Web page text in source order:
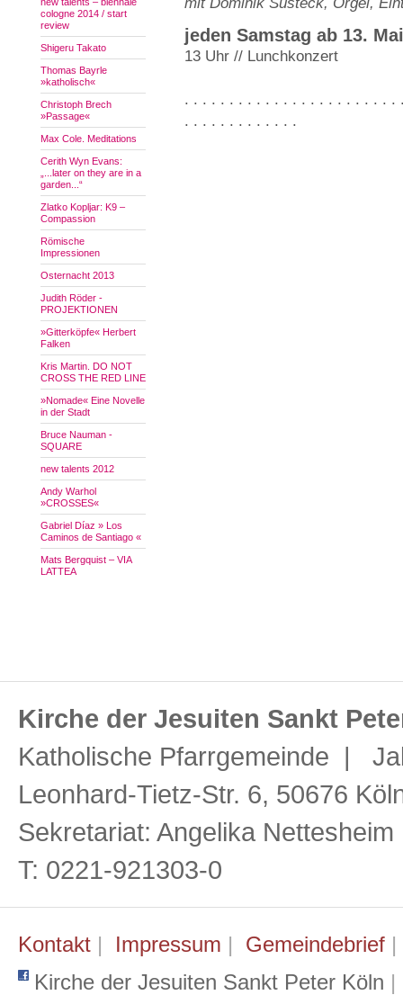
cologne 2014 / start
review
Shigeru Takato
Thomas Bayrle
»katholisch«
Christoph Brech
»Passage«
Max Cole. Meditations
Cerith Wyn Evans:
„...later on they are in a
garden...“
Zlatko Kopljar: K9 –
Compassion
Römische
Impressionen
Osternacht 2013
Judith Röder -
PROJEKTIONEN
»Gitterköpfe« Herbert
Falken
Kris Martin. DO NOT
CROSS THE RED LINE
»Nomade« Eine Novelle
in der Stadt
Bruce Nauman -
SQUARE
new talents 2012
Andy Warhol
»CROSSES«
Gabriel Díaz » Los
Caminos de Santiago «
Mats Bergquist – VIA
LATTEA
jeden Samstag ab 13.
13 Uhr // Lunchkonzert
. . . . . . . . . . . . . . . . . . . . . . .
. . . . . . . . . . . . .
Kirche der Jesuiten Sankt
Katholische Pfarrgemeinde |
Leonhard-Tietz-Str. 6, 50676
Sekretariat: Angelika
T: 0221-921303-0
Kontakt | Impressum | Gemeindebrief
Kirche der Jesuiten Sankt Peter Köln